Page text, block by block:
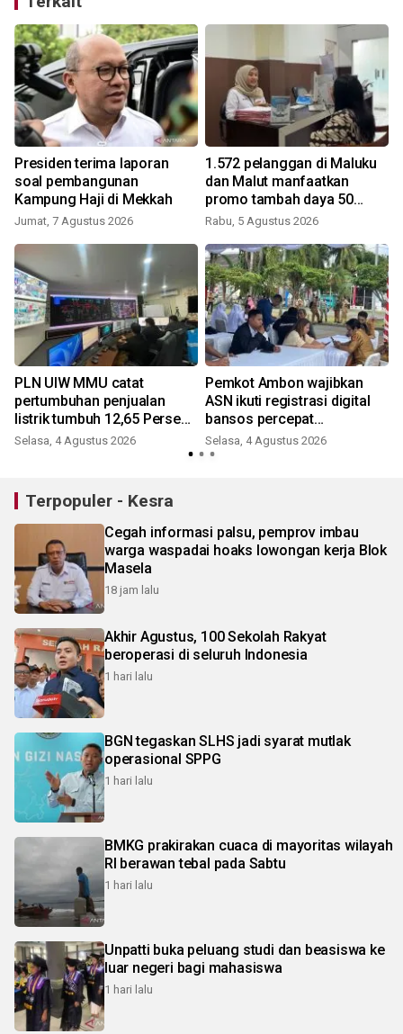
Presiden terima laporan
soal pembangunan
Kampung Haji di Mekkah
Jumat, 7 Agustus 2026
1.572 pelanggan di Maluku
dan Malut manfaatkan
promo tambah daya 50
persen aplikasi PLN mobile
Rabu, 5 Agustus 2026
PLN UIW MMU catat
pertumbuhan penjualan
listrik tumbuh 12,65 Persen
pada Semester I
Selasa, 4 Agustus 2026
Pemkot Ambon wajibkan
ASN ikuti registrasi digital
bansos percepat
penyusunan basis data
Selasa, 4 Agustus 2026
Terpopuler - Kesra
Cegah informasi palsu, pemprov imbau
warga waspadai hoaks lowongan kerja Blok
Masela
18 jam lalu
Akhir Agustus, 100 Sekolah Rakyat
beroperasi di seluruh Indonesia
1 hari lalu
BGN tegaskan SLHS jadi syarat mutlak
operasional SPPG
1 hari lalu
BMKG prakirakan cuaca di mayoritas wilayah
RI berawan tebal pada Sabtu
1 hari lalu
Unpatti buka peluang studi dan beasiswa ke
luar negeri bagi mahasiswa
1 hari lalu